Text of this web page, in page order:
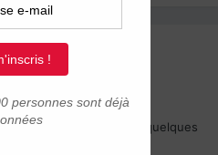
de vous afin d'obtenir quelques